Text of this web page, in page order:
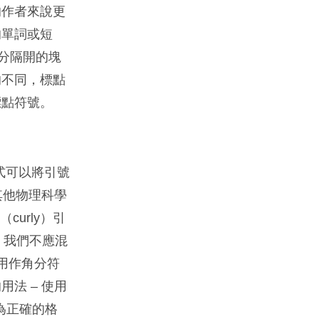
者來說更
詞或短
隔開的塊
同，標點
符號。
可以將引號
物理科學
curly）引
們不應混
作角分符
法 – 使用
正確的格